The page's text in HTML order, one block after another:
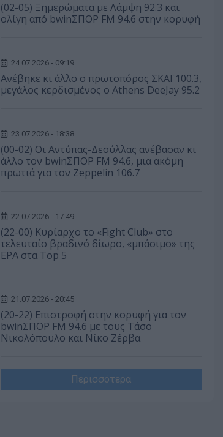
(02-05) Ξημερώματα με Λάμψη 92.3 και
ολίγη από bwinΣΠΟΡ FM 94.6 στην κορυφή
24.07.2026 - 09:19
Ανέβηκε κι άλλο ο πρωτοπόρος ΣΚΑΪ 100.3,
μεγάλος κερδισμένος ο Athens DeeJay 95.2
23.07.2026 - 18:38
(00-02) Οι Αντύπας-Δεσύλλας ανέβασαν κι
άλλο τον bwinΣΠΟΡ FM 94.6, μια ακόμη
πρωτιά για τον Zeppelin 106.7
22.07.2026 - 17:49
(22-00) Κυρίαρχο το «Fight Club» στο
τελευταίο βραδινό δίωρο, «μπάσιμο» της
ΕΡΑ στα Top 5
21.07.2026 - 20:45
(20-22) Επιστροφή στην κορυφή για τον
bwinΣΠΟΡ FM 94.6 με τους Τάσο
Νικολόπουλο και Νίκο Ζέρβα
Περισσότερα